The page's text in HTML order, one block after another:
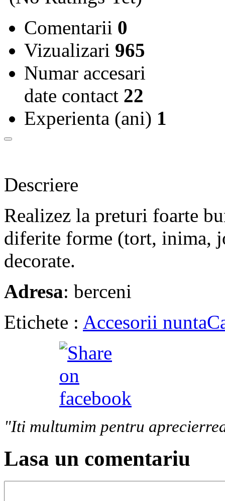
Comentarii 0
Vizualizari 965
Numar accesari
date contact 22
Experienta (ani) 1
Descriere
Realizez la preturi foarte
diferite forme (tort, inima,
decorate.
Adresa: berceni
Etichete : Accesorii nunta
"Iti multumim pentru
Lasa un comentariu